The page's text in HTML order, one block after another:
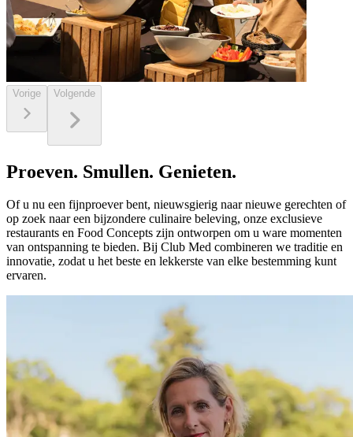
Vorige Volgende
Proeven. Smullen. Genieten.
Of u nu een fijnproever bent, nieuwsgierig naar nieuwe gerechten of
op zoek naar een bijzondere culinaire beleving, onze exclusieve
restaurants en Food Concepts zijn ontworpen om u ware momenten
van ontspanning te bieden. Bij Club Med combineren we traditie en
innovatie, zodat u het beste en lekkerste van elke bestemming kunt
ervaren.